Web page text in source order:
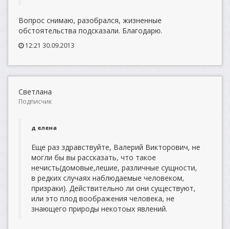
Вопрос снимаю, разобрался, жизненные
обстоятельства подсказали. Благодарю.
12:21 30.09.2013
Светлана
Подписчик
д елена
Еще раз здравствуйте, Валерий Викторович, не
могли бы вы рассказать, что такое
нечисть(домовые,лешие, различные сущности,
в редких случаях наблюдаемые человеком,
призраки). Действительно ли они существуют,
или это плод воображения человека, не
знающего природы некотоых явлений.